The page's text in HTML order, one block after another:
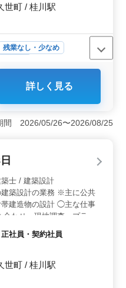
募、お待ちしておりま
世町 / 桂川駅
残業なし・少なめ
お仕事＞ 京都市南区に
備士業務に豊富な経験を
ます。残業が少なく、
など幅広い業務に携わ
車を問わず、さまざま
上させることができま
ライベートの両立が図
歓迎と賞与＞ 自動車
480万円に加えて、年2
入を得ることができま
しています。
詳しく見る
間 2026/05/26〜2026/08/25
設計事務所・建築士 / 建築設計
築設計の業務 ※主に公共
建造物の設計 ◯主な仕事
わせ、現地調査、プラン
計、実施設計、積算 ・確認
成、施工会社選定、設計監
あり 安定した賃金基準によ
フワークを構築して頂けま
丁寧にお教えしますの
社員・契約社員
世町 / 桂川駅